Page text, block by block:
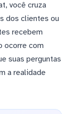
você cruza
dos clientes ou
recebem
ocorre com
suas perguntas
a realidade